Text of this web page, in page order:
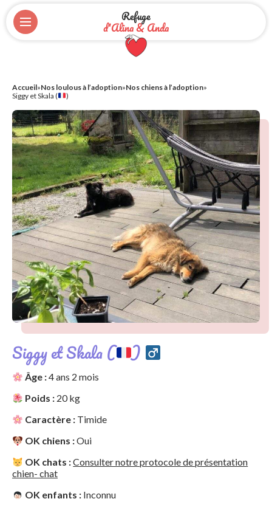
Refuge
d'Alina & Anda
Accueil»Nos loulous à l’adoption»Nos chiens à l’adoption»
Siggy et Skala (
)
Siggy et Skala ( )
Âge :4 ans 2 mois
Poids : 20 kg
Caractère : Timide
OK chiens :Oui
OK chats :Consulter notre protocole de présentation
chien- chat
OK enfants : Inconnu